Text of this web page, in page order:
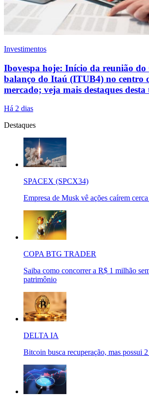
Investimentos
Ibovespa hoje: Início da reunião do
balanço do Itaú (ITUB4) no centro
mercado; veja mais destaques desta
Há 2 dias
Destaques
SPACEX (SPCX34)
Empresa de Musk vê ações caírem
COPA BTG TRADER
Saiba como concorrer a R$ 1 milhão
patrimônio
DELTA IA
Bitcoin busca recuperação, mas possui